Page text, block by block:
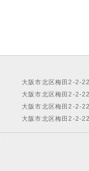
大阪市北区梅田2-2-
大阪市北区梅田2-2-
大阪市北区梅田2-2-
大阪市北区梅田2-2-